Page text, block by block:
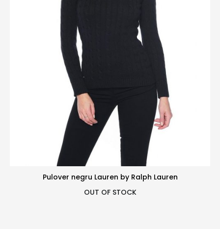
Pulover negru Lauren by Ralph Lauren
OUT OF STOCK